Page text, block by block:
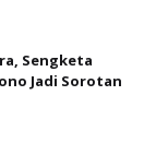
Sengketa
Jadi Sorotan